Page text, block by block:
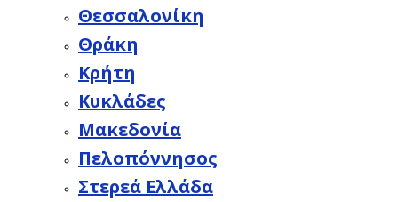
Θεσσαλονίκη
Θράκη
Κρήτη
Κυκλάδες
Μακεδονία
Πελοπόννησος
Στερεά Ελλάδα